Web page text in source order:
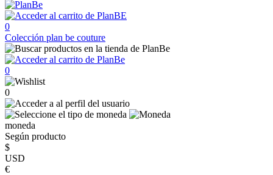
0
Colección plan be couture
0
0
moneda
Según producto
$
USD
€